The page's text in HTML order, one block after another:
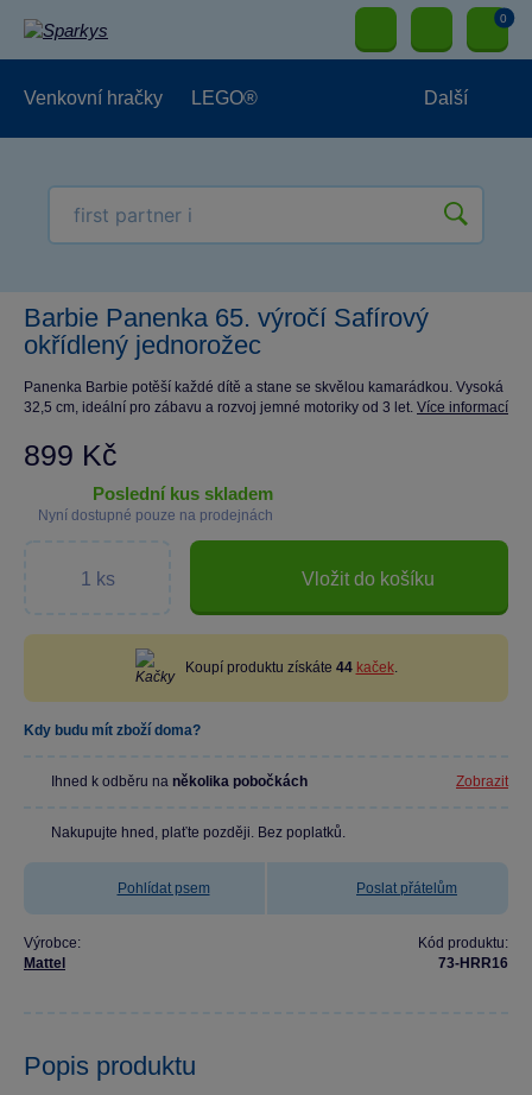
0
Venkovní hračky LEGO® Další
Barbie Panenka 65. výročí Safírový
okřídlený jednorožec
Panenka Barbie potěší každé dítě a stane se skvělou kamarádkou. Vysoká
32,5 cm, ideální pro zábavu a rozvoj jemné motoriky od 3 let. Více informací
899 Kč
poslední kus skladem
Nyní dostupné pouze na prodejnách
Vložit do košíku
Koupí produktu získáte 44 kaček.
Kdy budu mít zboží doma?
Ihned k odběru na několika pobočkách Zobrazit
Nakupujte hned, plaťte později. Bez poplatků.
Pohlídat psem Poslat přátelům
Výrobce:
Mattel
Kód produktu:
73-HRR16
Popis produktu